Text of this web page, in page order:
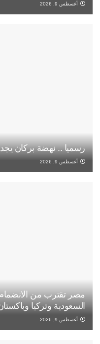
أغسطس 9, 2026
رسميا .. نهضة بركان
أغسطس 9, 2026
مصر تقترب من
السعودية وتركيا
أغسطس 9, 2026